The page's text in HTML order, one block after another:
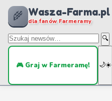
🌾 Wasza-Farma.pl
dla fanów Farmeramy
🔍
🎮 Graj w Farmeramę! 🌙☀️